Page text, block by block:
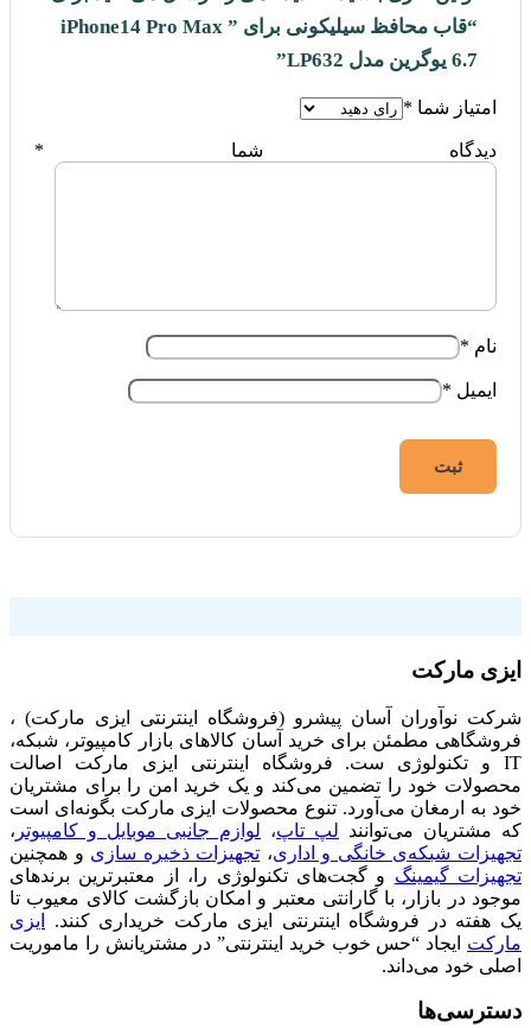
“قاب محافظ سیلیکونی برای ” iPhone14 Pro Max
6.7 یوگرین مدل LP632”
امتیاز شما *
دیدگاه شما *
نام *
ایمیل *
ایزی مارکت
شرکت نوآوران آسان پیشرو (فروشگاه اینترنتی ایزی مارکت) ،
فروشگاهی مطمئن برای خرید آسان کالاهای بازار کامپیوتر، شبکه،
IT و تکنولوژی ست. فروشگاه اینترنتی ایزی مارکت اصالت
محصولات خود را تضمین می‌کند و یک خرید امن را برای مشتریان
خود به ارمغان می‌آورد. تنوع محصولات ایزی مارکت بگونه‌ای است
که مشتریان می‌توانند لپ تاپ، لوازم جانبی موبایل و کامپیوتر ،
تجهیزات شبکه‌ی خانگی و اداری، تجهیزات ذخیره سازی و همچنین
تجهیزات گیمینگ و گجت‌های تکنولوژی را، از معتبرترین برندهای
موجود در بازار، با گارانتی معتبر و امکان بازگشت کالای معیوب تا
یک هفته در فروشگاه اینترنتی ایزی مارکت خریداری کنند.
ایزی
مارکت ایجاد “حس خوب خرید اینترنتی” در مشتریانش را ماموریت
اصلی خود می‌داند.
دسترسی‌ها